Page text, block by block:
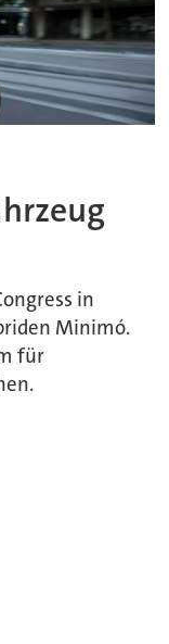
in
Minimó.
für